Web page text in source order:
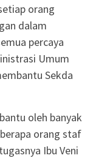
orang
dalam
percaya
Umum
Sekda
oleh banyak
orang staf
Ibu Veni